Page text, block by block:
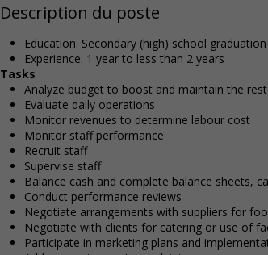
Description du poste
Education: Secondary (high) school
Experience: 1 year to less than 2 years
Tasks
Analyze budget to boost and maintain the
Evaluate daily operations
Monitor revenues to determine labour cost
Monitor staff performance
Recruit staff
Supervise staff
Balance cash and complete balance sheets,
Conduct performance reviews
Negotiate arrangements with suppliers for
Negotiate with clients for catering or use of
Participate in marketing plans and